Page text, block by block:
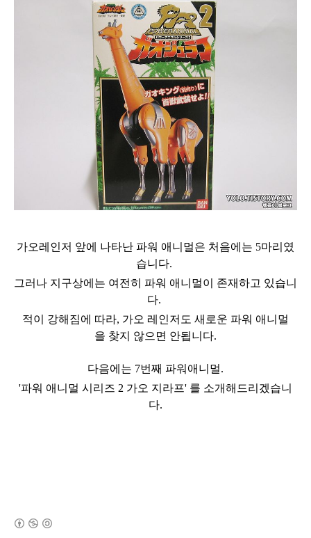
가오레인저 앞에 나타난 파워 애니멀은 처음에는 5마리였
습니다.
그러나 지구상에는 여전히 파워 애니멀이 존재하고 있습니
다.
적이 강해짐에 따라, 가오 레인저도 새로운 파워 애니멀
을 찾지 않으면 안됩니다.
다음에는 7번째 파워애니멀.
'파워 애니멀 시리즈 2 가오 지라프' 를 소개해드리겠습니
다.